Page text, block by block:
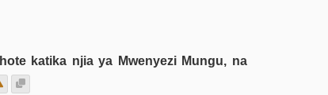
katika njia ya Mwenyezi Mungu, na